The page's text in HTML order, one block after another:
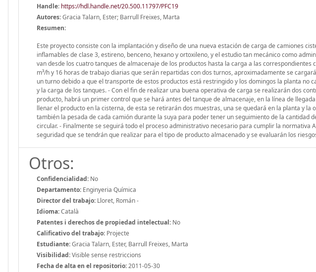
Handle: https://hdl.handle.net/20.500.11797/PFC19
Autores:Gracia Talarn, Ester; Barrull Freixes, Marta
Resumen:
Este proyecto consiste con la implantación y diseño de una nueva estación de carga de camiones
inflamables de clase 3, estireno, benceno, hexano y ortoxileno, y el estudio tan mecánico como
van desde los cuatro tanques de almacenaje de los productos hasta la carga a las correspondientes
m³/h y 16 horas de trabajo diarias que serán repartidas con dos turnos, aproximadamente se
un turno debido a que el transporte de estos productos está restringido y los domingos la planta no
y la carga de los tanques. - Con el fin de realizar una buena operativa de carga se realizarán dos
producto, habrá un primer control que se hará antes del tanque de almacenaje, en la línea de
llenar el producto en la cisterna, de esta se retirarán dos muestras, una se quedará en la planta y
también la pesada de cada camión durante la suya para poder tener un seguimiento de la cantidad
circular. - Finalmente se seguirá todo el proceso administrativo necesario para cumplir la normativa
seguridad que se tendrán que realizar para el tipo de producto almacenado y se evaluarán los
Otros:
Confidencialidad: No
Departamento: Enginyeria Química
Director del trabajo: Lloret, Román -
Idioma:Català
Patentes i derechos de propiedad intelectual: No
Calificativo del trabajo: Projecte
Estudiante:Gracia Talarn, Ester, Barrull Freixes, Marta
Visibilidad:Visible sense restriccions
Fecha de alta en el repositorio:2011-05-30